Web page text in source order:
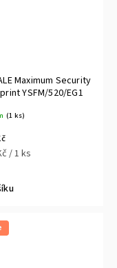
Maximum Security
YSFM/520/EG1
(1 ks)
/ 1 ks